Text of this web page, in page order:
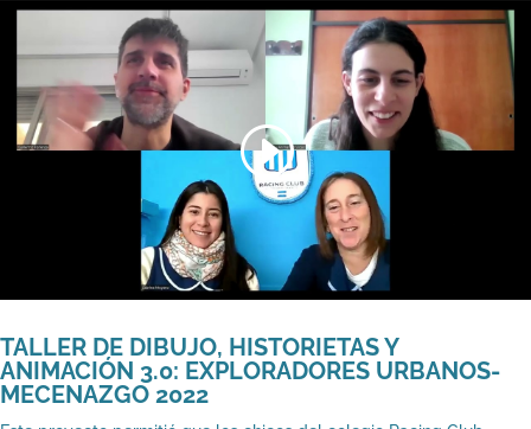
TALLER DE DIBUJO, HISTORIETAS Y
ANIMACIÓN 3.0: EXPLORADORES URBANOS-
MECENAZGO 2022